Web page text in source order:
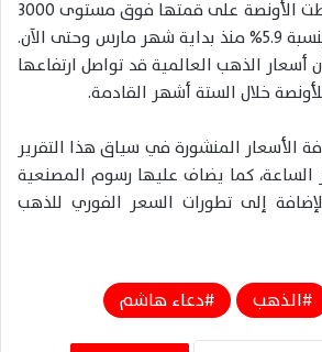
بداية العام، حيث حافظت الأونصة على قمتها فوق مستوى 3000
دولار، مسجلة ارتفاعاً بنسبة 5.9% منذ بداية شهر مارس وحتى الآن.
أسعار الذهب العالمية قد تواصل ارتفاعها
الأسعار المنشورة في سياق هذا التقرير
الساعة، كما يضاف عليها رسوم المصنعية
إلى تطورات السعر الفوري للذهب
الذهب دعاء هاشم